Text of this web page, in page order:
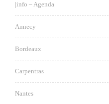
|info – Agenda|
Annecy
Bordeaux
Carpentras
Nantes